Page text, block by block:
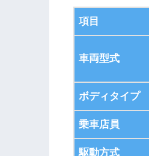
項目
車両型式
ボディタイプ
乗車店員
駆動方式